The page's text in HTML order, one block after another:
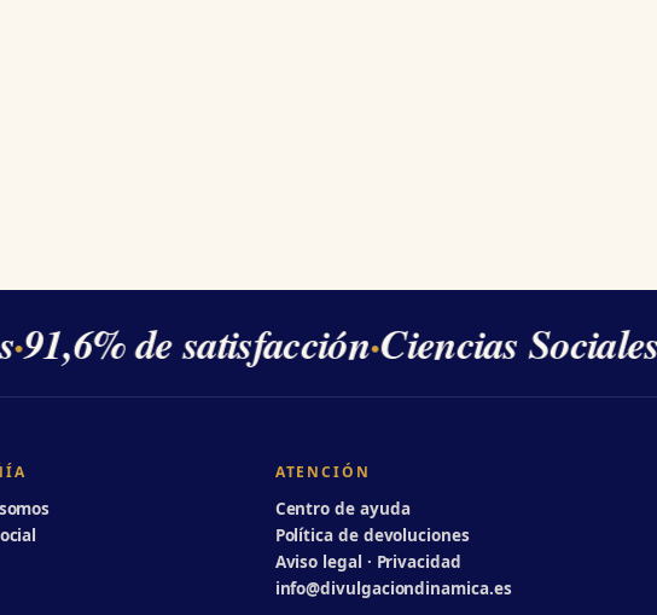
·91,6% de satisfacción·Ciencias Sociales
ATENCIÓN
Centro de ayuda
Política de devoluciones
Aviso legal · Privacidad
info@divulgaciondinamica.es